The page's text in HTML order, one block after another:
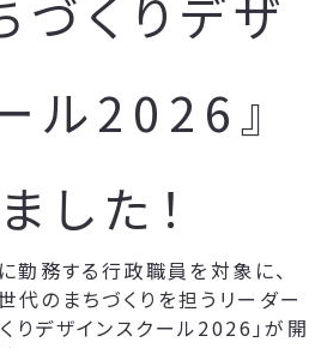
づくりデザ
ル2026』
した！
勤務する行政職員を対象に、
代のまちづくりを担うリーダー
りデザインスクール2026」が開